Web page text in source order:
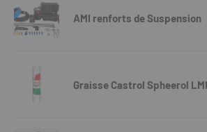
AMI renforts de Suspension
Graisse Castrol Spheerol